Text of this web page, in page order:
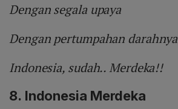
Dengan segala upaya
Dengan pertumpahan darahnya
Indonesia, sudah.. Merdeka!!
8. Indonesia Merdeka